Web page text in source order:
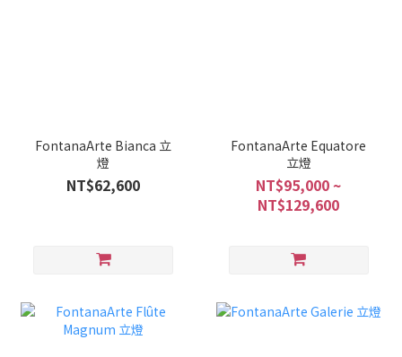
FontanaArte Bianca 立
燈
NT$62,600
FontanaArte Equatore
立燈
NT$95,000 ~
NT$129,600